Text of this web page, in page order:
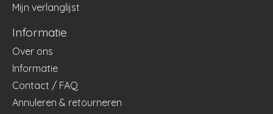
Mijn verlanglijst
Informatie
Over ons
Informatie
Contact / FAQ
Annuleren & retourneren